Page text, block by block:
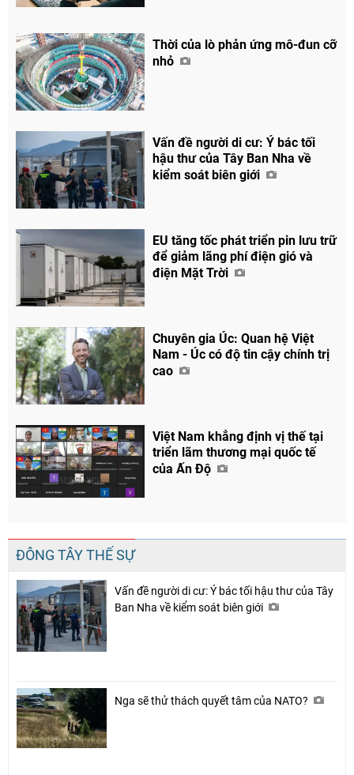
Chia sẻ
Thời của lò phản ứng mô-đun cỡ
nhỏ
Vấn đề người di cư: Ý bác tối
hậu thư của Tây Ban Nha về
kiểm soát biên giới
EU tăng tốc phát triển pin lưu trữ
để giảm lãng phí điện gió và
điện Mặt Trời
Chuyên gia Úc: Quan hệ Việt
Nam - Úc có độ tin cậy chính trị
cao
Việt Nam khẳng định vị thế tại
triển lãm thương mại quốc tế
của Ấn Độ
ĐÔNG TÂY THẾ SỰ
Vấn đề người di cư: Ý bác tối hậu thư của Tây
Ban Nha về kiểm soát biên giới
Nga sẽ thử thách quyết tâm của NATO?